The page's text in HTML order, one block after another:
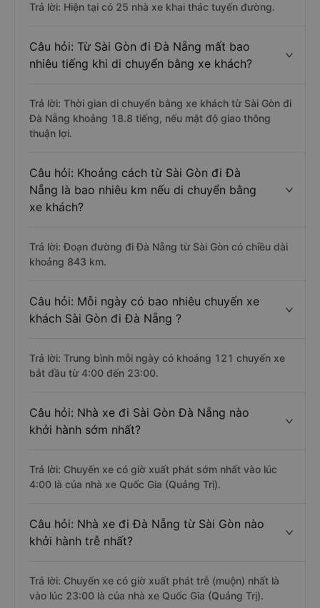
Trả lời: Hiện tại có 25 nhà xe khai thác tuyến đường.
Câu hỏi: Từ Sài Gòn đi Đà Nẵng mất bao
nhiêu tiếng khi di chuyển bằng xe khách?
Trả lời: Thời gian di chuyển bằng xe khách từ Sài Gòn đi
Đà Nẵng khoảng 18.8 tiếng, nếu mật độ giao thông
thuận lợi.
Câu hỏi: Khoảng cách từ Sài Gòn đi Đà
Nẵng là bao nhiêu km nếu di chuyển bằng
xe khách?
Trả lời: Đoạn đường đi Đà Nẵng từ Sài Gòn có chiều dài
khoảng 843 km.
Câu hỏi: Mỗi ngày có bao nhiêu chuyến xe
khách Sài Gòn đi Đà Nẵng ?
Trả lời: Trung bình mỗi ngày có khoảng 121 chuyến xe
bắt đầu từ 4:00 đến 23:00.
Câu hỏi: Nhà xe đi Sài Gòn Đà Nẵng nào
khởi hành sớm nhất?
Trả lời: Chuyến xe có giờ xuất phát sớm nhất vào lúc
4:00 là của nhà xe Quốc Gia (Quảng Trị).
Câu hỏi: Nhà xe đi Đà Nẵng từ Sài Gòn nào
khởi hành trễ nhất?
Trả lời: Chuyến xe có giờ xuất phát trễ (muộn) nhất là
vào lúc 23:00 là của nhà xe Quốc Gia (Quảng Trị).